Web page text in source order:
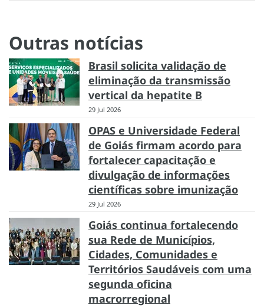
Outras notícias
Brasil solicita validação de
eliminação da transmissão
vertical da hepatite B
29 Jul 2026
OPAS e Universidade Federal
de Goiás firmam acordo para
fortalecer capacitação e
divulgação de informações
científicas sobre imunização
29 Jul 2026
Goiás continua fortalecendo
sua Rede de Municípios,
Cidades, Comunidades e
Territórios Saudáveis com uma
segunda oficina
macrorregional